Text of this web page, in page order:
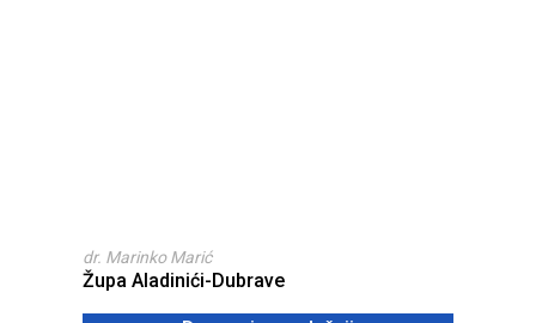
dr. Marinko Marić
Župa Aladinići-Dubrave